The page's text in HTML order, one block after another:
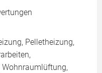
Pelletheizung,
Wohnraumlüftung,